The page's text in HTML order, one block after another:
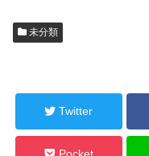
未分類
Twitter